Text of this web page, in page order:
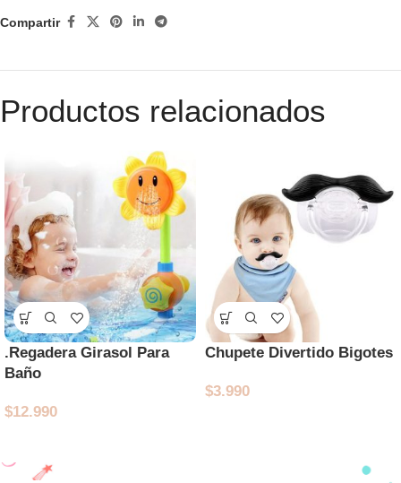
Compartir
Productos relacionados
.Regadera Girasol Para
Baño
$12.990
Chupete Divertido Bigotes
$3.990